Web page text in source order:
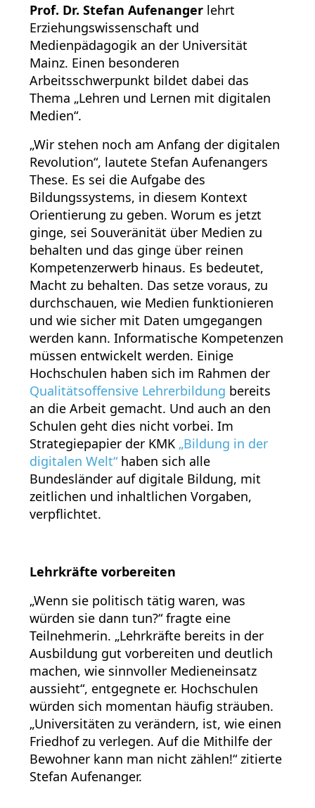
Prof. Dr. Stefan Aufenanger lehrt
Erziehungswissenschaft und
Medienpädagogik an der Universität
Mainz. Einen besonderen
Arbeitsschwerpunkt bildet dabei das
Thema „Lehren und Lernen mit digitalen
Medien“.
„Wir stehen noch am Anfang der digitalen
Revolution“, lautete Stefan Aufenangers
These. Es sei die Aufgabe des
Bildungssystems, in diesem Kontext
Orientierung zu geben. Worum es jetzt
ginge, sei Souveränität über Medien zu
behalten und das ginge über reinen
Kompetenzerwerb hinaus. Es bedeutet,
Macht zu behalten. Das setze voraus, zu
durchschauen, wie Medien funktionieren
und wie sicher mit Daten umgegangen
werden kann. Informatische Kompetenzen
müssen entwickelt werden. Einige
Hochschulen haben sich im Rahmen der
Qualitätsoffensive Lehrerbildung bereits
an die Arbeit gemacht. Und auch an den
Schulen geht dies nicht vorbei. Im
Strategiepapier der KMK „Bildung in der
digitalen Welt“ haben sich alle
Bundesländer auf digitale Bildung, mit
zeitlichen und inhaltlichen Vorgaben,
verpflichtet.
Lehrkräfte vorbereiten
„Wenn sie politisch tätig waren, was
würden sie dann tun?“ fragte eine
Teilnehmerin. „Lehrkräfte bereits in der
Ausbildung gut vorbereiten und deutlich
machen, wie sinnvoller Medieneinsatz
aussieht“, entgegnete er. Hochschulen
würden sich momentan häufig sträuben.
„Universitäten zu verändern, ist, wie einen
Friedhof zu verlegen. Auf die Mithilfe der
Bewohner kann man nicht zählen!“ zitierte
Stefan Aufenanger.